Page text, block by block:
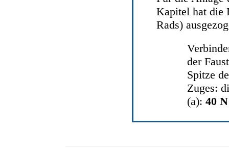
Kapitel hat die
Rads)
der
Spitze
Zuges:
(a): 40